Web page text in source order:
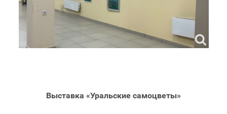
Выставка «Уральские самоцветы»